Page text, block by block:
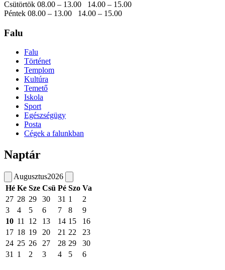
Csütörtök 08.00 – 13.00 14.00 – 15.00
Péntek 08.00 – 13.00 14.00 – 15.00
Falu
Falu
Történet
Templom
Kultúra
Temető
Iskola
Sport
Egészségügy
Posta
Cégek a falunkban
Naptár
Augusztus2026
Hé Ke Sze Csü Pé Szo Va
27 28 29 30 31 1
2
3
4 5 6 7 8
9
10 11 12 13 14 15
16
17 18 19 20 21 22
23
24 25 26 27 28 29
30
31
1 2 3 4 5 6